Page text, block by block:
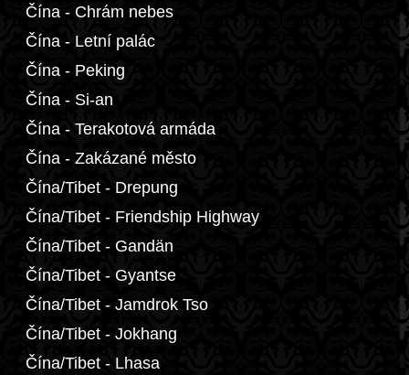
Čína - Chrám nebes
Čína - Letní palác
Čína - Peking
Čína - Si-an
Čína - Terakotová armáda
Čína - Zakázané město
Čína/Tibet - Drepung
Čína/Tibet - Friendship Highway
Čína/Tibet - Gandän
Čína/Tibet - Gyantse
Čína/Tibet - Jamdrok Tso
Čína/Tibet - Jokhang
Čína/Tibet - Lhasa